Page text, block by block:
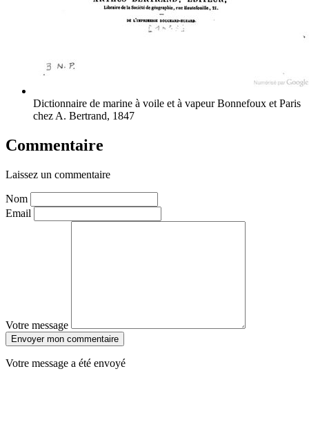
Dictionnaire de marine à voile et à vapeurBonnefoux et Paris
chez A. Bertrand, 1847
Commentaire
Laissez un commentaire
Nom
Email
Votre message
Envoyer mon commentaire
Votre message a été envoyé